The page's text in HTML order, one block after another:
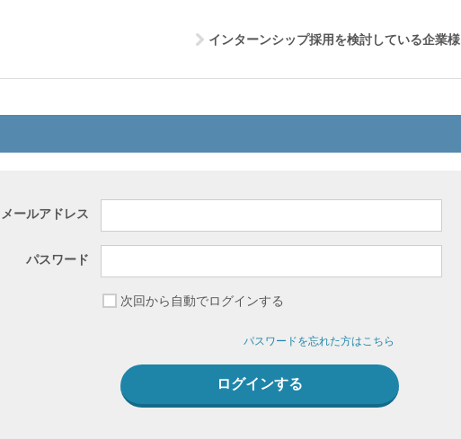
インターンシップ採用を検討している企業
メールアドレス
パスワード
次回から自動でログインする
パスワードを忘れた方はこちら